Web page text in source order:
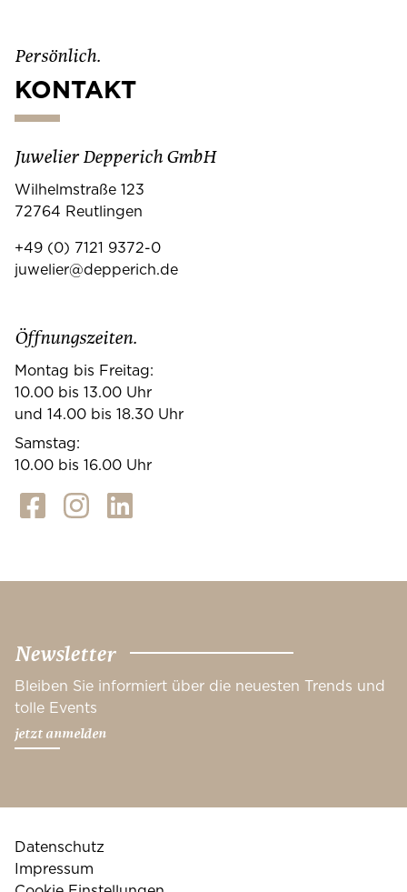
Persönlich.
KONTAKT
Juwelier Depperich GmbH
Wilhelmstraße 123
72764 Reutlingen
+49 (0) 7121 9372-0
juwelier@depperich.de
Öffnungszeiten.
Montag bis Freitag:
10.00 bis 13.00 Uhr
und 14.00 bis 18.30 Uhr
Samstag:
10.00 bis 16.00 Uhr
Newsletter
Bleiben Sie informiert über die neuesten Trends und
tolle Events
jetzt anmelden
Datenschutz
Impressum